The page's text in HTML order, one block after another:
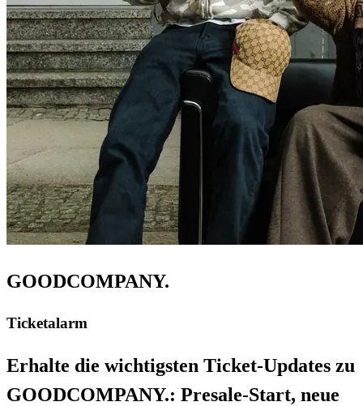
GOODCOMPANY.
Ticketalarm
Erhalte die wichtigsten Ticket-Updates zu
GOODCOMPANY.: Presale-Start, neue